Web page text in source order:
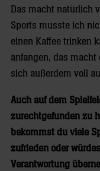
Das macht natürlich
Sports musste ich
einen Kaffee trinken
anfangen, das
sich außerdem voll
Auch auf dem
zurechtgefunden zu
bekommst du viele
zufrieden oder
Verantwortung